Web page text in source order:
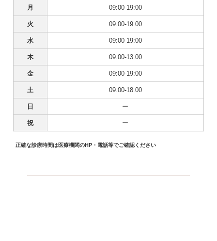
月 09:00-19:00
火 09:00-19:00
水 09:00-19:00
木 09:00-13:00
金 09:00-19:00
土 09:00-18:00
日 ー
祝 ー
正確な診療時間は医療機関のHP・電話等でご確認ください